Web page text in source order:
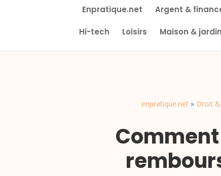
Enpratique.net Argent &
Hi-tech Loisirs Maison & jardin
enpratique.net » Droit